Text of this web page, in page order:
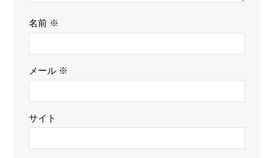
名前 ※
メール ※
サイト